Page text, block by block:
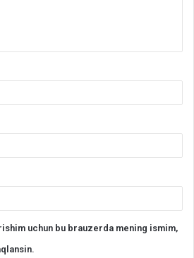
uchun bu brauzerda mening ismim,